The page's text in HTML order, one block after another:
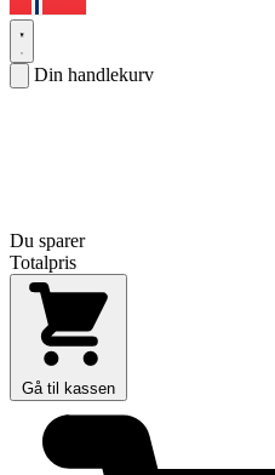
Din handlekurv
Du sparer
Totalpris
Gå til kassen